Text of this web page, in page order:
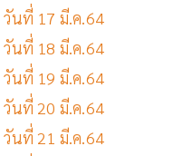
วันที่ 17 มี.ค.64
วันที่ 18 มี.ค.64
วันที่ 19 มี.ค.64
วันที่ 20 มี.ค.64
วันที่ 21 มี.ค.64